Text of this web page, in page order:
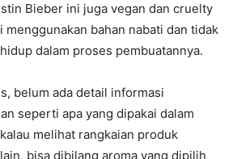
Bieber ini juga vegan dan cruelty
bahan nabati dan tidak
dalam proses pembuatannya.
belum ada detail informasi
seperti apa yang dipakai dalam
melihat rangkaian produk
bisa dibilang aroma yang dipilih